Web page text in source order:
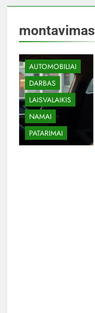
montavimas
AUTOMOBILIAI
DARBAS
LAISVALAIKIS
NAMAI
PATARIMAI